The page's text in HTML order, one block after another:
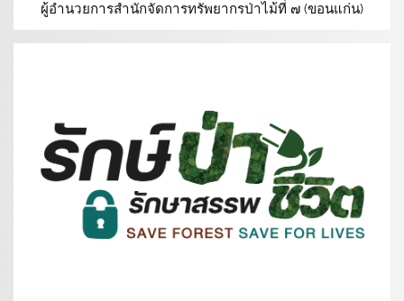
ผู้อำนวยการสำนักจัดการทรัพยากรป่าไม้ที่ ๗ (ขอนแก่น)